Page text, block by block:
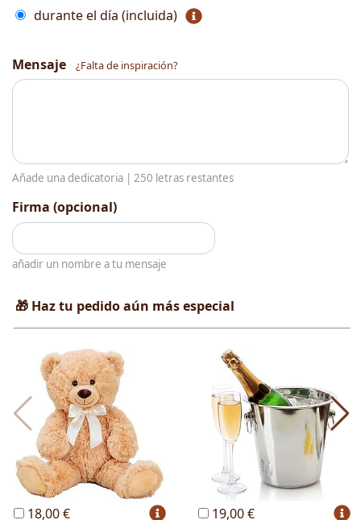
durante el día (incluida)
Mensaje ¿Falta de inspiración?
Añade una dedicatoria | 250 letras restantes
Firma (opcional)
añadir un nombre a tu mensaje
🎁 Haz tu pedido aún más especial
18,00 € 19,00 €